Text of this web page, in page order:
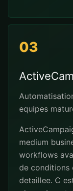
03
equipes
medium
workflows
de conditions
detaillee. C